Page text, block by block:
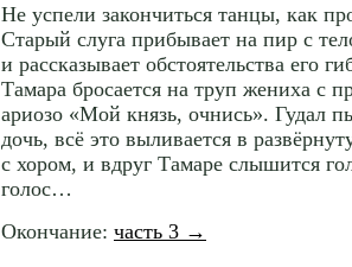
Не успели закончиться танцы, как
Старый слуга прибывает на пир с
и рассказывает обстоятельства его
Тамара бросается на труп жениха с
ариозо «Мой князь, очнись». Гудал
дочь, всё это выливается в
с хором, и вдруг Тамаре слышится
голос…
Окончание: часть 3 →